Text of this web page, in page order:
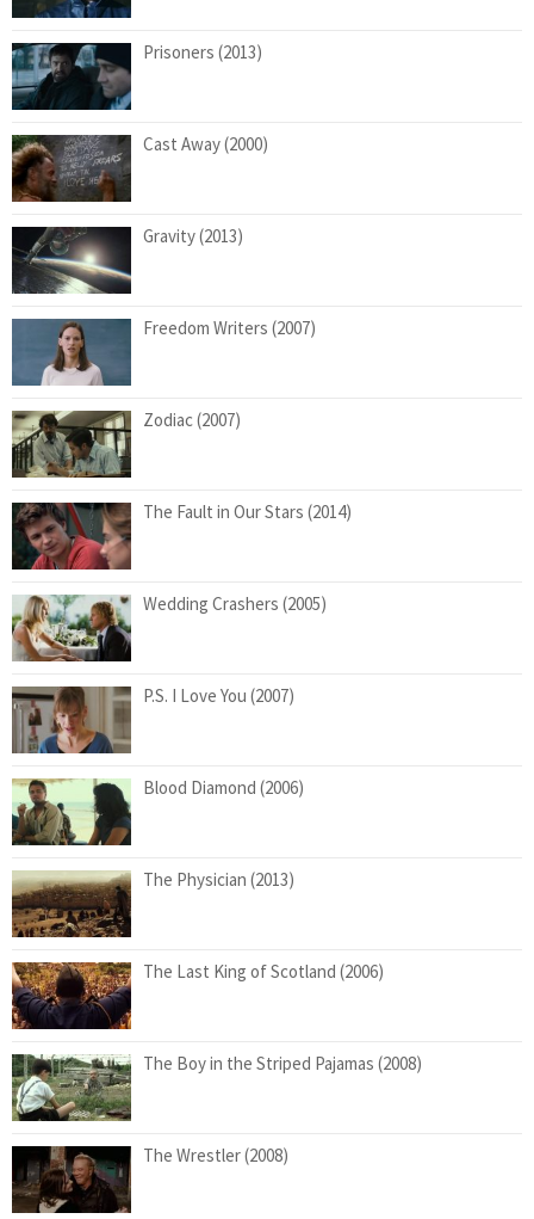
Prisoners (2013)
Cast Away (2000)
Gravity (2013)
Freedom Writers (2007)
Zodiac (2007)
The Fault in Our Stars (2014)
Wedding Crashers (2005)
P.S. I Love You (2007)
Blood Diamond (2006)
The Physician (2013)
The Last King of Scotland (2006)
The Boy in the Striped Pajamas (2008)
The Wrestler (2008)